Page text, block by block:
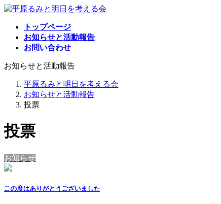
コ
ス
ナ
ン
トップページ
お知らせと活動報告
お問い合わせ
お知らせと活動報告
平原るみと明日を考える会
お知らせと活動報告
投票
投票
お知らせ
この度はありがとうございました